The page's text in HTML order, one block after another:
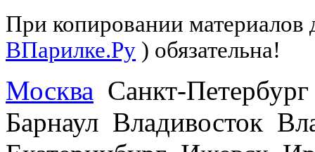
При копировании материалов
ВПарилке.Ру ) обязательна!
Москва Санкт-
Барнаул Владивосток